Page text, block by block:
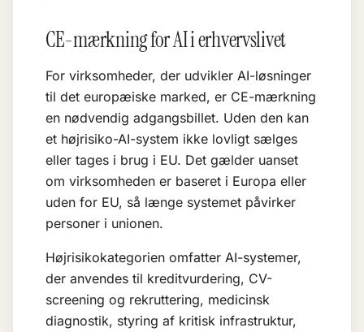
CE-mærkning for AI i erhvervslivet
For virksomheder, der udvikler AI-løsninger
til det europæiske marked, er CE-mærkning
en nødvendig adgangsbillet. Uden den kan
et højrisiko-AI-system ikke lovligt sælges
eller tages i brug i EU. Det gælder uanset
om virksomheden er baseret i Europa eller
uden for EU, så længe systemet påvirker
personer i unionen.
Højrisikokategorien omfatter AI-systemer,
der anvendes til kreditvurdering, CV-
screening og rekruttering, medicinsk
diagnostik, styring af kritisk infrastruktur,